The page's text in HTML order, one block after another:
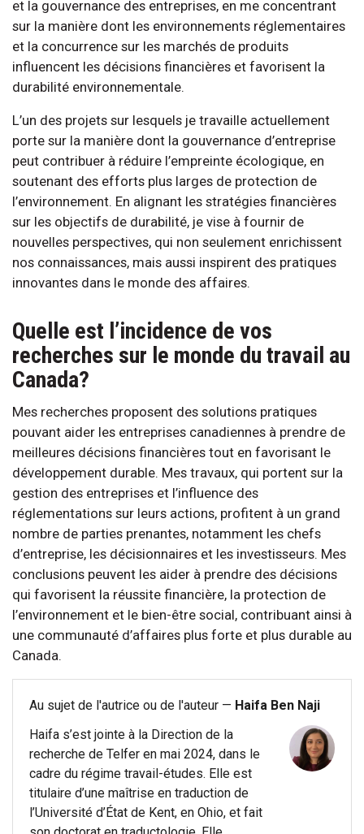
et la gouvernance des entreprises, en me concentrant
sur la manière dont les environnements réglementaires
et la concurrence sur les marchés de produits
influencent les décisions financières et favorisent la
durabilité environnementale.
L’un des projets sur lesquels je travaille actuellement
porte sur la manière dont la gouvernance d’entreprise
peut contribuer à réduire l’empreinte écologique, en
soutenant des efforts plus larges de protection de
l’environnement. En alignant les stratégies financières
sur les objectifs de durabilité, je vise à fournir de
nouvelles perspectives, qui non seulement enrichissent
nos connaissances, mais aussi inspirent des pratiques
innovantes dans le monde des affaires.
Quelle est l’incidence de vos
recherches sur le monde du travail au
Canada?
Mes recherches proposent des solutions pratiques
pouvant aider les entreprises canadiennes à prendre de
meilleures décisions financières tout en favorisant le
développement durable. Mes travaux, qui portent sur la
gestion des entreprises et l’influence des
réglementations sur leurs actions, profitent à un grand
nombre de parties prenantes, notamment les chefs
d’entreprise, les décisionnaires et les investisseurs. Mes
conclusions peuvent les aider à prendre des décisions
qui favorisent la réussite financière, la protection de
l’environnement et le bien-être social, contribuant ainsi à
une communauté d’affaires plus forte et plus durable au
Canada.
Au sujet de l'autrice ou de l'auteur — Haifa Ben Naji
Haifa s’est jointe à la Direction de la
recherche de Telfer en mai 2024, dans le
cadre du régime travail-études. Elle est
titulaire d’une maîtrise en traduction de
l’Université d’État de Kent, en Ohio, et fait